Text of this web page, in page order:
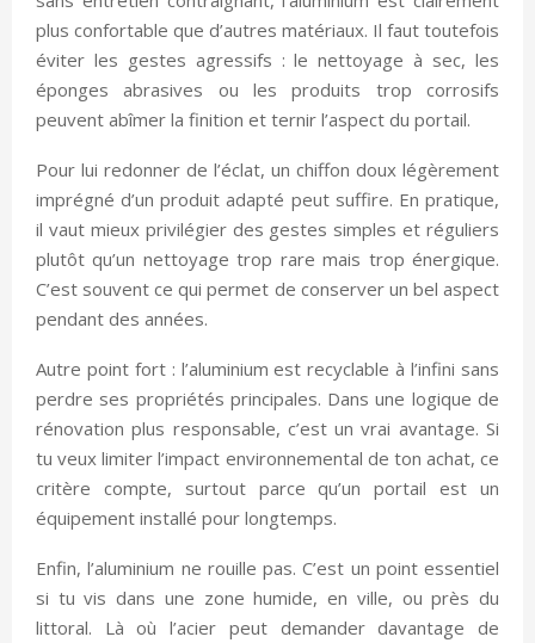
plus confortable que d’autres matériaux. Il faut toutefois
éviter les gestes agressifs : le nettoyage à sec, les
éponges abrasives ou les produits trop corrosifs
peuvent abîmer la finition et ternir l’aspect du portail.
Pour lui redonner de l’éclat, un chiffon doux légèrement
imprégné d’un produit adapté peut suffire. En pratique,
il vaut mieux privilégier des gestes simples et réguliers
plutôt qu’un nettoyage trop rare mais trop énergique.
C’est souvent ce qui permet de conserver un bel aspect
pendant des années.
Autre point fort : l’aluminium est recyclable à l’infini sans
perdre ses propriétés principales. Dans une logique de
rénovation plus responsable, c’est un vrai avantage. Si
tu veux limiter l’impact environnemental de ton achat, ce
critère compte, surtout parce qu’un portail est un
équipement installé pour longtemps.
Enfin, l’aluminium ne rouille pas. C’est un point essentiel
si tu vis dans une zone humide, en ville, ou près du
littoral. Là où l’acier peut demander davantage de